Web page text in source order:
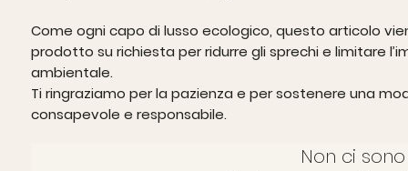
Come ogni capo di lusso ecologico, questo articolo
prodotto su richiesta per ridurre gli sprechi e limitare
ambientale.
Ti ringraziamo per la pazienza e per sostenere una
consapevole e responsabile.
Non ci